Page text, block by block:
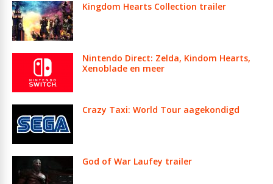
Kingdom Hearts Collection trailer
Nintendo Direct: Zelda, Kindom Hearts,
Xenoblade en meer
Crazy Taxi: World Tour aagekondigd
God of War Laufey trailer